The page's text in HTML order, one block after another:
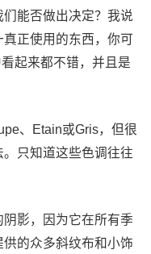
能否做出决定？我说
正使用的东西，你可
起来都不错，并且是
、Etain或Gris，但很
只知道这些色调往往
影，因为它在所有季
的众多斜纹布和小饰